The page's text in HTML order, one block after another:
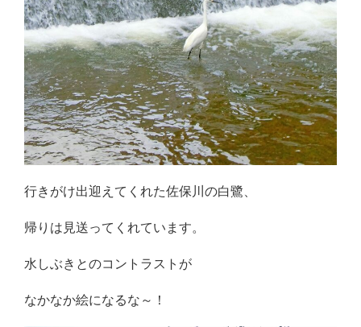
行きがけ出迎えてくれた佐保川の白鷺、
帰りは見送ってくれています。
水しぶきとのコントラストが
なかなか絵になるな～！